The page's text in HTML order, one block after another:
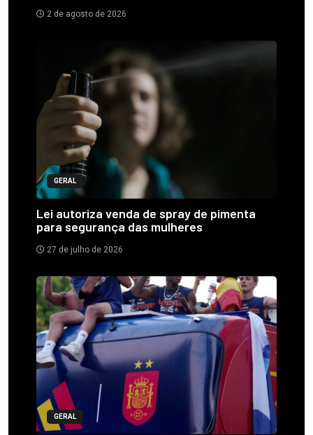
2 de agosto de 2026
GERAL
Lei autoriza venda de spray de pimenta
para segurança das mulheres
27 de julho de 2026
GERAL